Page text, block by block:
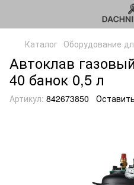
Каталог Оборудование
Автоклав
40 банок 0,5 л
Артикул: 842673850